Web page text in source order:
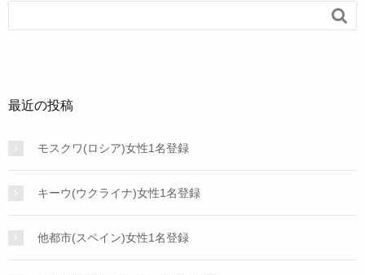

最近の投稿
モスクワ(ロシア)女性1名登録
キーウ(ウクライナ)女性1名登録
他都市(スペイン)女性1名登録